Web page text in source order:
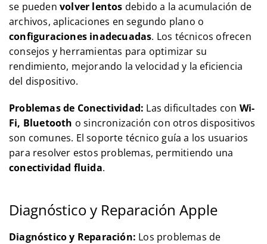
se pueden volver lentos debido a la acumulación de
archivos, aplicaciones en segundo plano o
configuraciones inadecuadas. Los técnicos ofrecen
consejos y herramientas para optimizar su
rendimiento, mejorando la velocidad y la eficiencia
del dispositivo.
Problemas de Conectividad: Las dificultades con Wi-
Fi, Bluetooth o sincronización con otros dispositivos
son comunes. El soporte técnico guía a los usuarios
para resolver estos problemas, permitiendo una
conectividad fluida.
Diagnóstico y Reparación Apple
Diagnóstico y Reparación: Los problemas de